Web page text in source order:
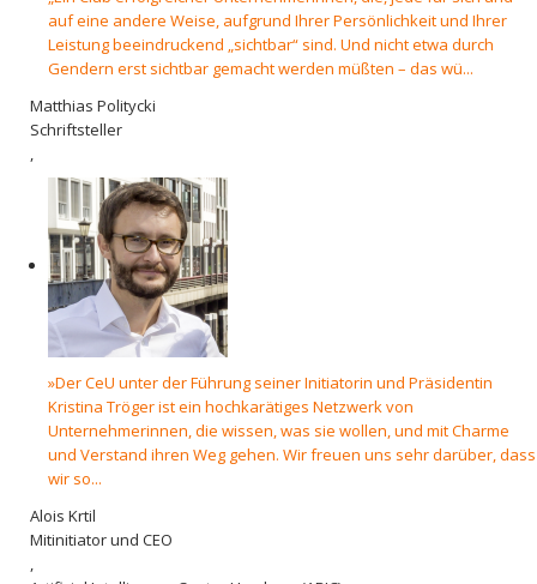
auf eine andere Weise, aufgrund Ihrer Persönlichkeit und Ihrer
Leistung beeindruckend „sichtbar“ sind. Und nicht etwa durch
Gendern erst sichtbar gemacht werden müßten – das wü...
Matthias Politycki
Schriftsteller
»Der CeU unter der Führung seiner Initiatorin und Präsidentin
Kristina Tröger ist ein hochkarätiges Netzwerk von
Unternehmerinnen, die wissen, was sie wollen, und mit Charme
und Verstand ihren Weg gehen. Wir freuen uns sehr darüber, dass
wir so...
Alois Krtil
Mitinitiator und CEO
,